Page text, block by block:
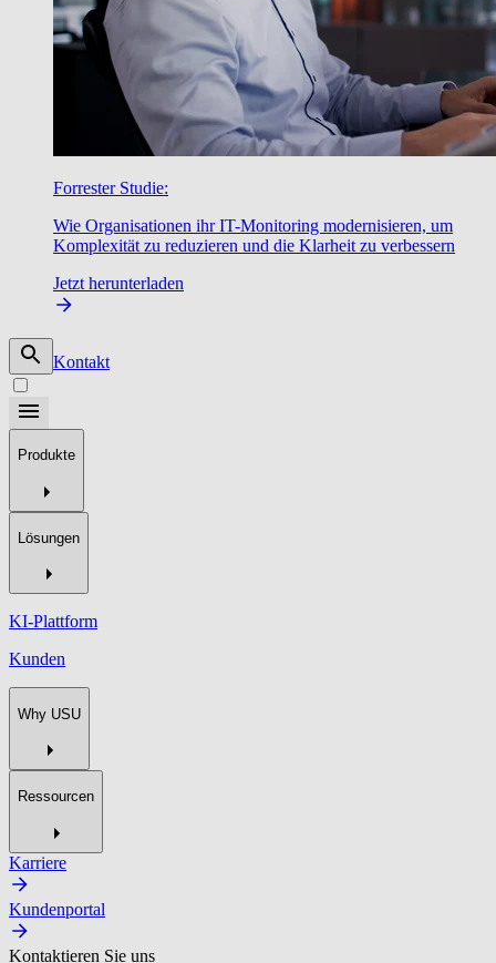
Forrester Studie:
Wie Organisationen ihr IT-Monitoring modernisieren, um
Komplexität zu reduzieren und die Klarheit zu verbessern
Jetzt herunterladen
Kontakt
Produkte
Lösungen
KI-Plattform
Kunden
Why USU
Ressourcen
Karriere
Kundenportal
Kontaktieren Sie uns